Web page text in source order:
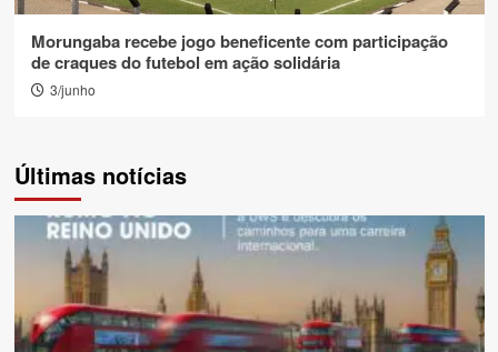
Morungaba recebe jogo beneficente com participação
de craques do futebol em ação solidária
3/junho
Últimas notícias